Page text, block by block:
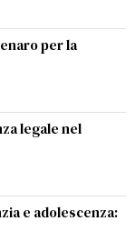
per la
legale nel
e adolescenza: